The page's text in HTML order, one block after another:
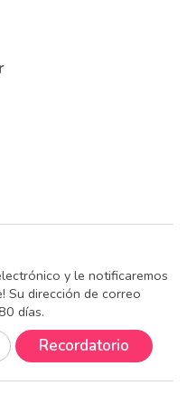
y le notificaremos
Su dirección de correo
días.
Recordatorio